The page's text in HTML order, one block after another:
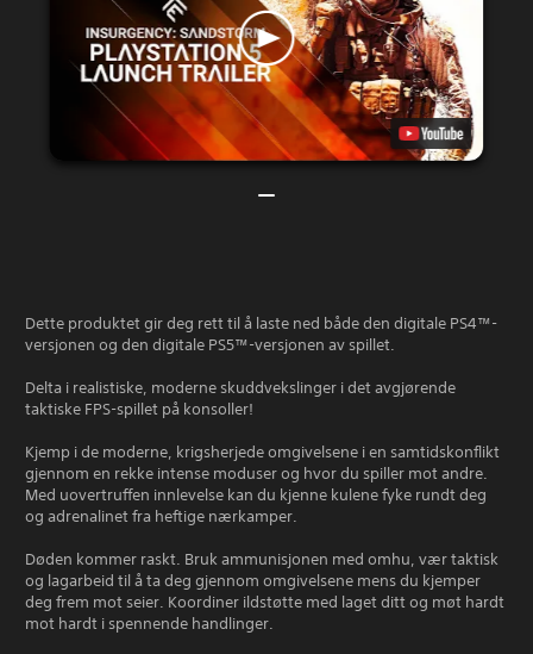
Dette produktet gir deg rett til å laste ned både den digitale PS4™-
versjonen og den digitale PS5™-versjonen av spillet.
Delta i realistiske, moderne skuddvekslinger i det avgjørende
taktiske FPS-spillet på konsoller!
Kjemp i de moderne, krigsherjede omgivelsene i en samtidskonflikt
gjennom en rekke intense moduser og hvor du spiller mot andre.
Med uovertruffen innlevelse kan du kjenne kulene fyke rundt deg
og adrenalinet fra heftige nærkamper.
Døden kommer raskt. Bruk ammunisjonen med omhu, vær taktisk
og lagarbeid til å ta deg gjennom omgivelsene mens du kjemper
deg frem mot seier. Koordiner ildstøtte med laget ditt og møt hardt
mot hardt i spennende handlinger.